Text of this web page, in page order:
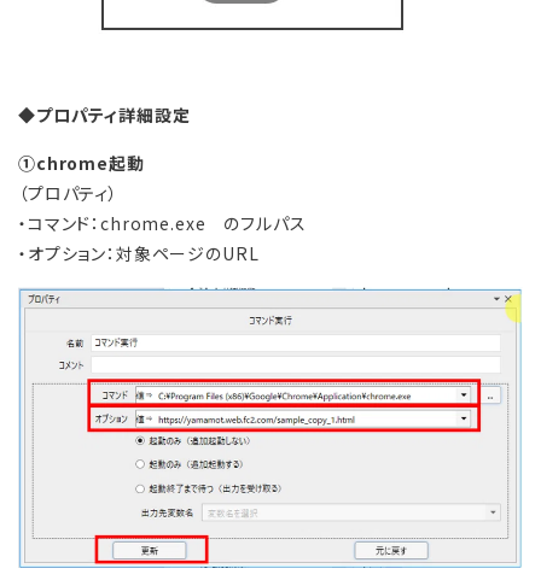
◆プロパティ詳細設定
①chrome起動
（プロパティ）
・コマンド：chrome.exe のフルパス
・オプション：対象ページのURL